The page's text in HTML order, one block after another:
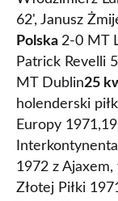
62', Janusz
Polska 2-0 MT
Patrick Revelli
MT Dublin25
holenderski
Europy
1972 z
Złotej Piłki